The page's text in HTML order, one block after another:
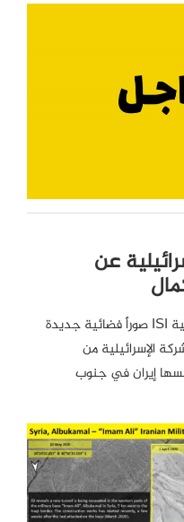
عن
نشرت شركة الأقمار الصناعية الإسرائيلية ISI صوراً فضائية جديدة
الإسرائيلية من
إيران في جنوب